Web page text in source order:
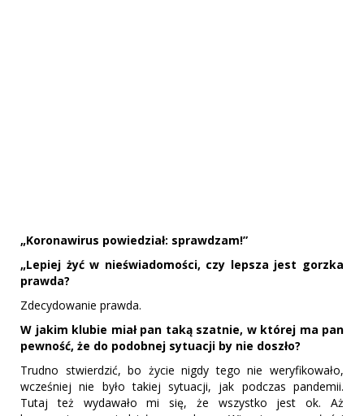
„Koronawirus powiedział: sprawdzam!”
„Lepiej żyć w nieświadomości, czy lepsza jest gorzka
prawda?
Zdecydowanie prawda.
W jakim klubie miał pan taką szatnie, w której ma pan
pewność, że do podobnej sytuacji by nie doszło?
Trudno stwierdzić, bo życie nigdy tego nie weryfikowało,
wcześniej nie było takiej sytuacji, jak podczas pandemii.
Tutaj też wydawało mi się, że wszystko jest ok. Aż